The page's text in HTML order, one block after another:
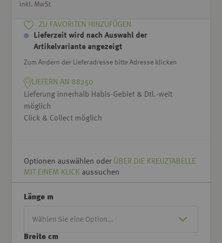
inkl. MwSt
ZU FAVORITEN HINZUFÜGEN
Lieferzeit wird nach Auswahl der
Artikelvariante angezeigt
Zum Ändern der Lieferadresse bitte Adresse klicken
LIEFERN AN 88250
Lieferung innerhalb Habis-Gebiet & Dtl.-weit
möglich
Click & Collect möglich
Optionen auswählen oder ÜBER DIE KREUZTABELLE
MIT EINEM KLICK aussuchen
Länge m
Breite cm